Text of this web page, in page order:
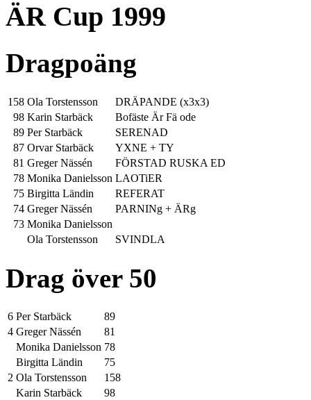
ÄR Cup 1999
Dragpoäng
158 Ola Torstensson
DRÄPANDE (x3x3)
98 Karin Starbäck
Bofäste Är Fä ode
89 Per Starbäck
SERENAD
87 Orvar Starbäck
YXNE + TY
81 Greger Nässén
FÖRSTAD RUSKA ED
78 Monika Danielsson LAOTiER
75 Birgitta Ländin
REFERAT
74 Greger Nässén
PARNINg + ÄRg
73 Monika Danielsson
Ola Torstensson
SVINDLA
Drag över 50
6 Per Starbäck
89
4 Greger Nässén
81
Monika Danielsson 78
Birgitta Ländin
75
2 Ola Torstensson
158
Karin Starbäck
98